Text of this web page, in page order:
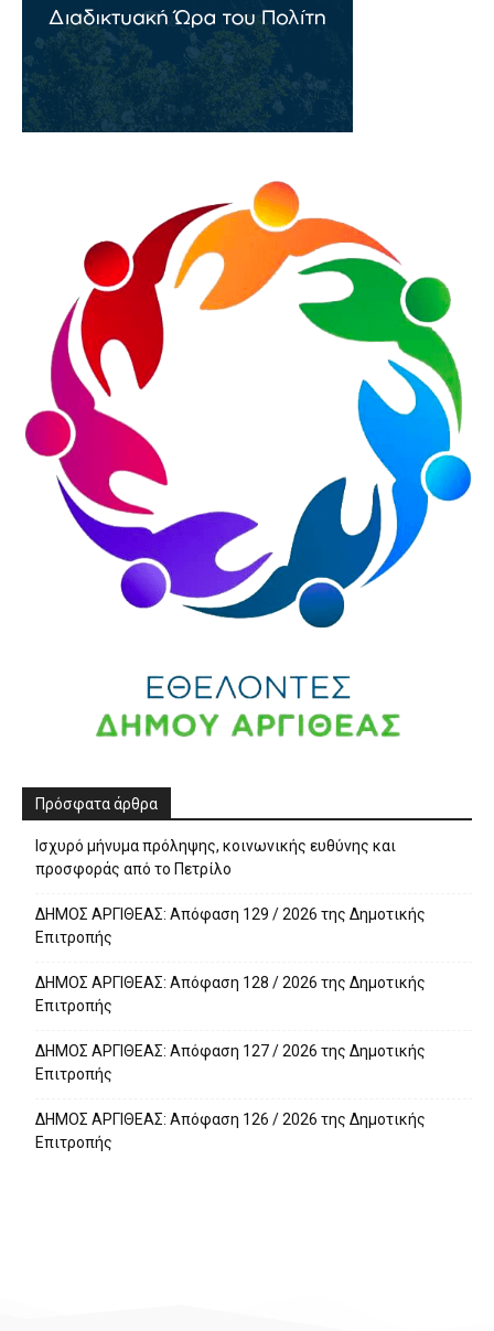
Πρόσφατα άρθρα
Ισχυρό μήνυμα πρόληψης, κοινωνικής ευθύνης και
προσφοράς από το Πετρίλο
ΔΗΜΟΣ ΑΡΓΙΘΕΑΣ: Απόφαση 129 / 2026 της Δημοτικής
Επιτροπής
ΔΗΜΟΣ ΑΡΓΙΘΕΑΣ: Απόφαση 128 / 2026 της Δημοτικής
Επιτροπής
ΔΗΜΟΣ ΑΡΓΙΘΕΑΣ: Απόφαση 127 / 2026 της Δημοτικής
Επιτροπής
ΔΗΜΟΣ ΑΡΓΙΘΕΑΣ: Απόφαση 126 / 2026 της Δημοτικής
Επιτροπής